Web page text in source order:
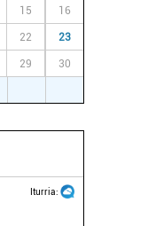
15 16
22 23
29 30
Iturria: